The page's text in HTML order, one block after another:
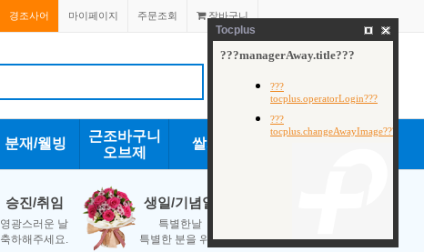
장바구니
주문조회
마이페이지
경조사어
분재/웰빙
근조바구니
오브제
쌀화환
승진/취임
영광스러운 날
축하해주세요.
생일/기념일
특별한날
특별한 분을 위해
Tocplus